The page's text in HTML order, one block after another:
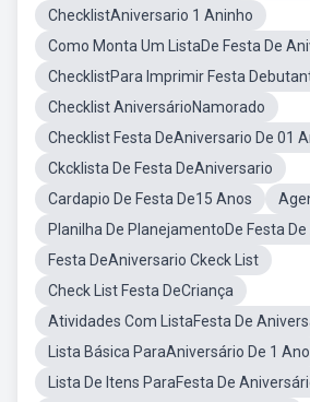
ChecklistAniversario 1 Aninho
Como Monta Um ListaDe Festa De
ChecklistPara Imprimir Festa
Checklist AniversárioNamorado
Checklist Festa DeAniversario De 01
Ckcklista De Festa DeAniversario
Cardapio De Festa De15 Anos
Planilha De PlanejamentoDe Festa
Festa DeAniversario Ckeck List
Check List Festa DeCriança
Atividades Com ListaFesta De
Lista Básica ParaAniversário De 1 Ano
Lista De Itens ParaFesta De